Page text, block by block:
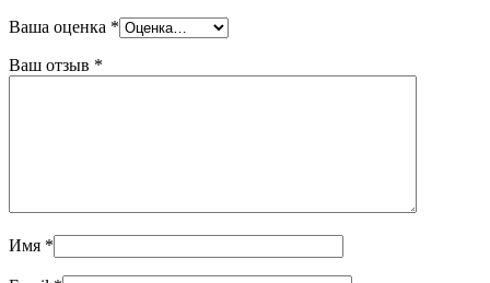
Ваша оценка *
Ваш отзыв *
Имя *